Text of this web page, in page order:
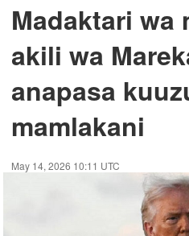
Madaktari wa
akili wa
anapasa
mamlakani
May 14, 2026 10:11 UTC